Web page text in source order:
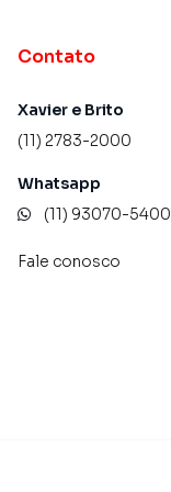
Contato
Xavier e Brito
(11) 2783-2000
Whatsapp
(11) 93070-5400
Fale conosco